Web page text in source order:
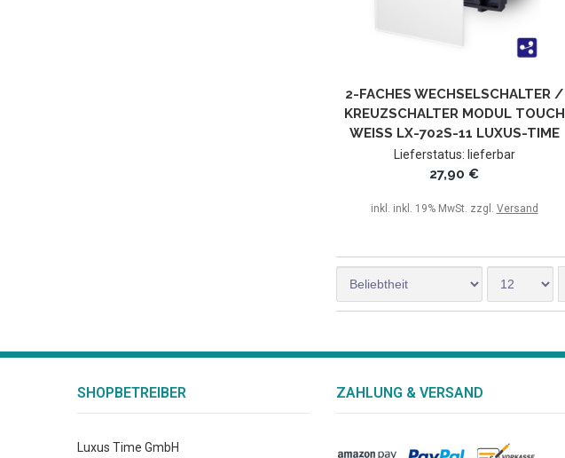
2-FACHES WECHSELSCHALTER /
KREUZSCHALTER MODUL TOUCH
WEISS LX-702S-11 LUXUS-TIME
Lieferstatus: lieferbar
27,90 €
inkl. inkl. 19% MwSt. zzgl. Versand
SHOPBETREIBER
Luxus Time GmbH
ZAHLUNG & VERSAND